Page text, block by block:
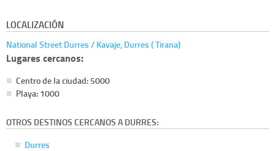
LOCALIZACIÓN
National Street Durres / Kavaje, Durres ( Tirana)
Lugares cercanos:
Centro de la ciudad: 5000
Playa: 1000
OTROS DESTINOS CERCANOS A DURRES:
Durres